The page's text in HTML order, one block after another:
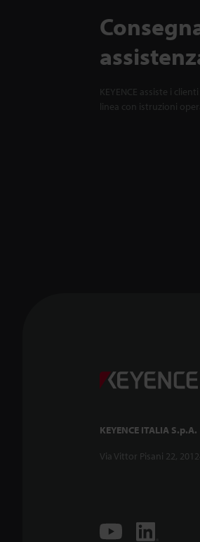
KEYENCE assiste i
linea con istruzioni
KEYENCE ITALIA S.p.A.
Via Vittor Pisani 22,